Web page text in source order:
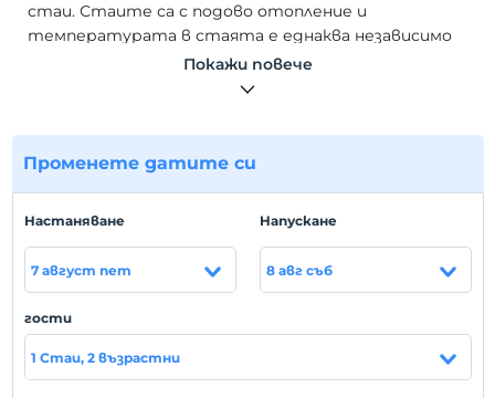
стаи. Стаите са с подово отопление и
температурата в стаята е еднаква независимо
от лятото и зимата. Всички наши стаи имат
специални имена и значения.
пещерни стаи. Можете да наблюдавате
великолепната гледка към Кападокия от
терасата на хотела.
В стаите му; Налични са безплатен Wi-Fi,
безплатни тоалетни принадлежности,
местоположение
Съоръжението се намира в Учисар, Кападокия. 36
Покажи повече
Променете датите си
Hастаняване
7 август пет
Hапускане
8 авг съб
гости
1 Стаи, 2 възрастни